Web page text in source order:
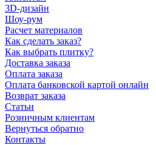
3D-дизайн
Шоу-рум
Расчет материалов
Как сделать заказ?
Как выбрать плитку?
Доставка заказа
Оплата заказа
Оплата банковской картой онлайн
Возврат заказа
Статьи
Розничным клиентам
Вернуться обратно
Контакты